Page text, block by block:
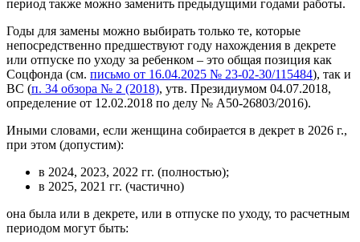
период также можно заменить предыдущими годами работы.
Годы для замены можно выбирать только те, которые
непосредственно предшествуют году нахождения в декрете
или отпуске по уходу за ребенком – это общая позиция как
Соцфонда (см. письмо от 16.04.2025 № 23-02-30/115484), так и
ВС (п. 34 обзора № 2 (2018), утв. Президиумом 04.07.2018,
определение от 12.02.2018 по делу № А50-26803/2016).
Иными словами, если женщина собирается в декрет в 2026 г.,
при этом (допустим):
в 2024, 2023, 2022 гг. (полностью);
в 2025, 2021 гг. (частично)
она была или в декрете, или в отпуске по уходу, то расчетным
периодом могут быть: